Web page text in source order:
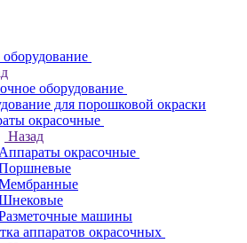
оборудование
для порошковой окраски
окрасочные
Назад
Аппараты окрасочные
машины
аппаратов окрасочных